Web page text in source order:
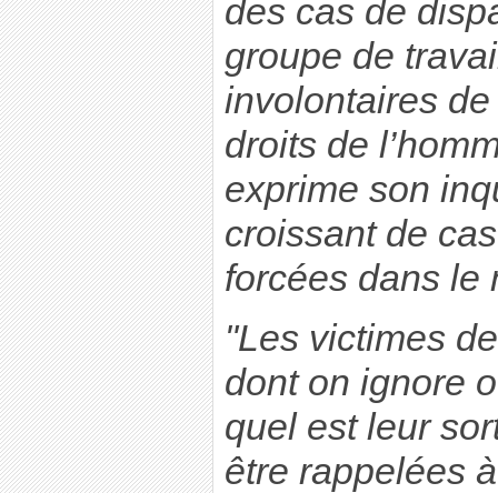
des cas de
groupe de
involontaires
droits de
exprime son
croissant de
forcées dans le
"Les victimes
dont on ignore
quel est leur
être rappelées